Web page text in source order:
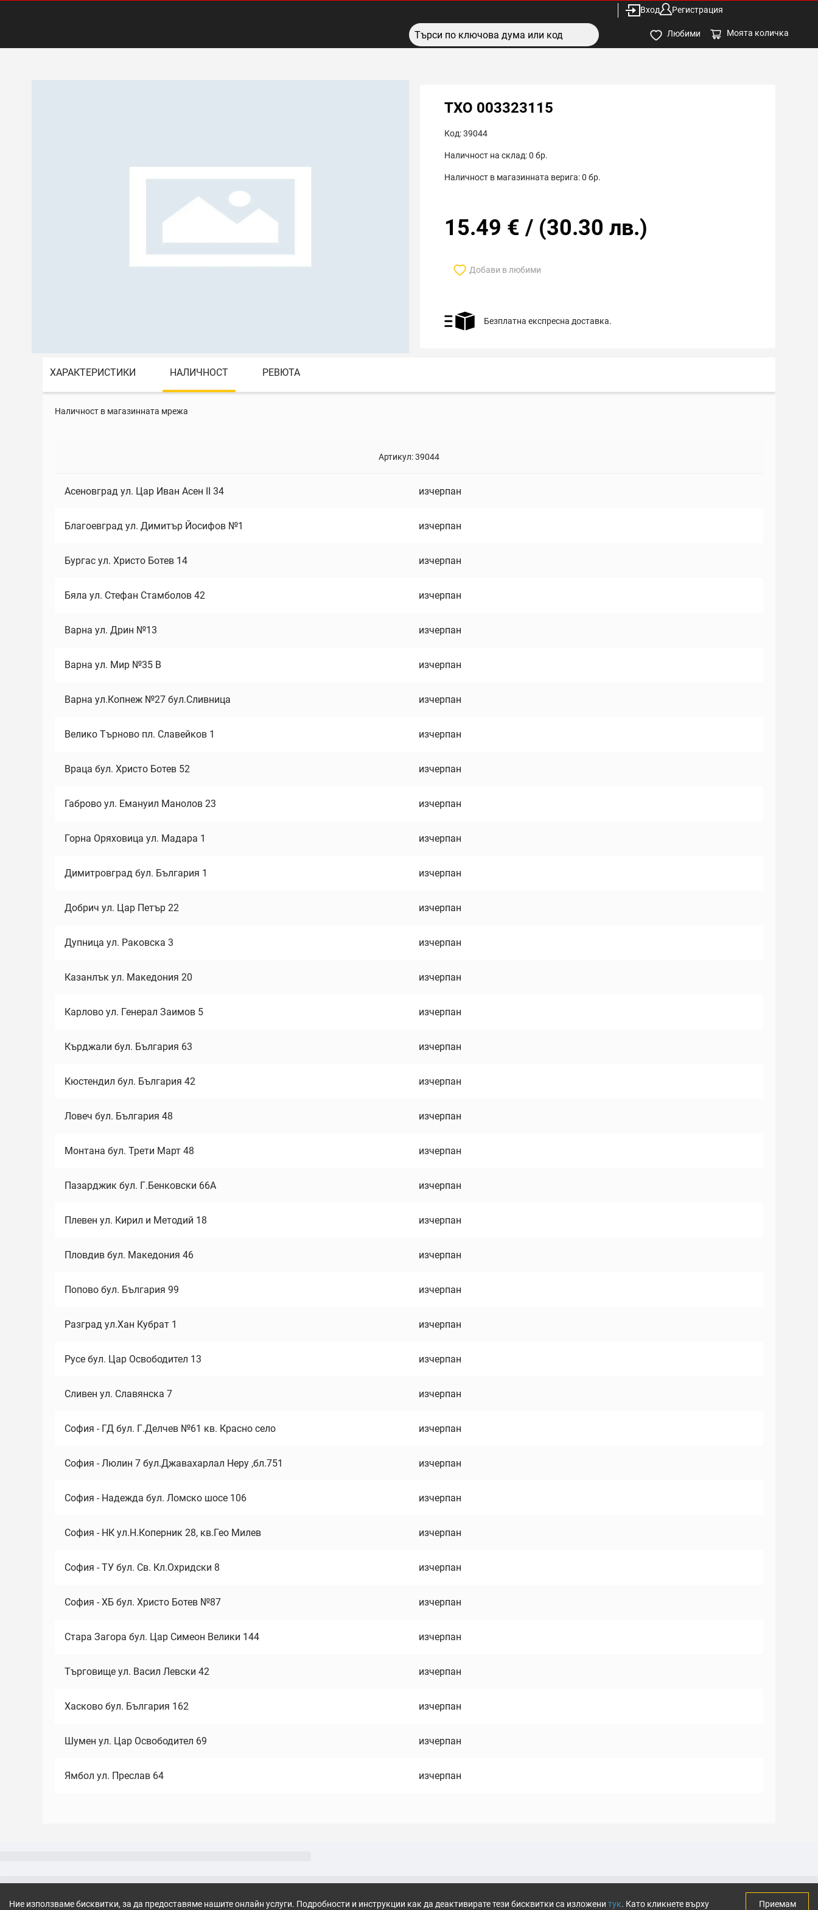
Вход Регистрация
Любими Моята количка
TXO 003323115
Код:39044
Наличност на склад:0 бр.
Наличност в магазинната верига:0 бр.
15.49 € / (30.30 лв.)
Добави в любими
Безплатна експресна доставка.
ХАРАКТЕРИСТИКИ НАЛИЧНОСТ РЕВЮТА
Наличност в магазинната мрежа
Артикул:39044
Асеновград ул. Цар Иван Асен II 34 изчерпан
Благоевград ул. Димитър Йосифов №1 изчерпан
Бургас ул. Христо Ботев 14 изчерпан
Бяла ул. Стефан Стамболов 42 изчерпан
Варна ул. Дрин №13 изчерпан
Варна ул. Мир №35 В изчерпан
Варна ул.Копнеж №27 бул.Сливница изчерпан
Велико Търново пл. Славейков 1 изчерпан
Враца бул. Христо Ботев 52 изчерпан
Габрово ул. Емануил Манолов 23 изчерпан
Горна Оряховица ул. Мадара 1 изчерпан
Димитровград бул. България 1 изчерпан
Добрич ул. Цар Петър 22 изчерпан
Дупница ул. Раковска 3 изчерпан
Казанлък ул. Македония 20 изчерпан
Карлово ул. Генерал Заимов 5 изчерпан
Кърджали бул. България 63 изчерпан
Кюстендил бул. България 42 изчерпан
Ловеч бул. България 48 изчерпан
Монтана бул. Трети Март 48 изчерпан
Пазарджик бул. Г.Бенковски 66А изчерпан
Плевен ул. Кирил и Методий 18 изчерпан
Пловдив бул. Македония 46 изчерпан
Попово бул. България 99 изчерпан
Разград ул.Хан Кубрат 1 изчерпан
Русе бул. Цар Освободител 13 изчерпан
Сливен ул. Славянска 7 изчерпан
София - ГД бул. Г.Делчев №61 кв. Красно село изчерпан
София - Люлин 7 бул.Джавахарлал Неру ,бл.751 изчерпан
София - Надежда бул. Ломско шосе 106 изчерпан
София - НК ул.Н.Коперник 28, кв.Гео Милев изчерпан
София - ТУ бул. Св. Кл.Охридски 8 изчерпан
София - ХБ бул. Христо Ботев №87 изчерпан
Стара Загора бул. Цар Симеон Велики 144 изчерпан
Търговище ул. Васил Левски 42 изчерпан
Хасково бул. България 162 изчерпан
Шумен ул. Цар Освободител 69 изчерпан
Ямбол ул. Преслав 64 изчерпан
Ние използваме бисквитки, за да предоставяме нашите онлайн услуги. Подробности и инструкции как да деактивирате тези бисквитки са изложени тук. Като кликнете върху Приемам